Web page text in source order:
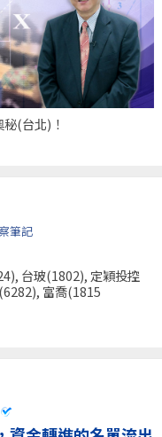
(台北)！
筆記
台玻(1802), 定穎投控
富喬(1815